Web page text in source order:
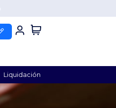
Liquidación